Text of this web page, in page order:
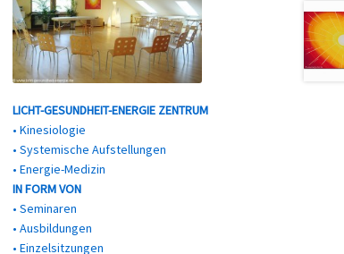
LICHT-GESUNDHEIT-ENERGIE ZENTRUM
• Kinesiologie
• Systemische Aufstellungen
• Energie-Medizin
IN FORM VON
• Seminaren
• Ausbildungen
• Einzelsitzungen